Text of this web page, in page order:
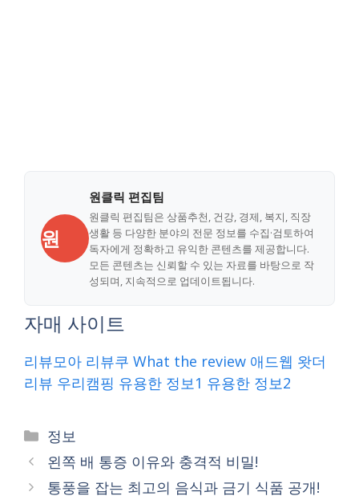
원
원클릭 편집팀
원클릭 편집팀은 상품추천, 건강, 경제, 복지, 직장
생활 등 다양한 분야의 전문 정보를 수집·검토하여
독자에게 정확하고 유익한 콘텐츠를 제공합니다.
모든 콘텐츠는 신뢰할 수 있는 자료를 바탕으로 작
성되며, 지속적으로 업데이트됩니다.
자매 사이트
리뷰모아 리뷰쿠 What the review 애드웹 왓더
리뷰 우리캠핑 유용한 정보1 유용한 정보2
Categories
정보
왼쪽 배 통증 이유와 충격적 비밀!
통풍을 잡는 최고의 음식과 금기 식품 공개!